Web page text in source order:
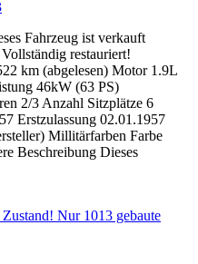
Fahrzeug ist verkauft
restauriert!
km (abgelesen) Motor 1.9L
46kW (63 PS)
2/3 Anzahl Sitzplätze 6
Erstzulassung 02.01.1957
Millitärfarben Farbe
Beschreibung Dieses
Nur 1013 gebaute